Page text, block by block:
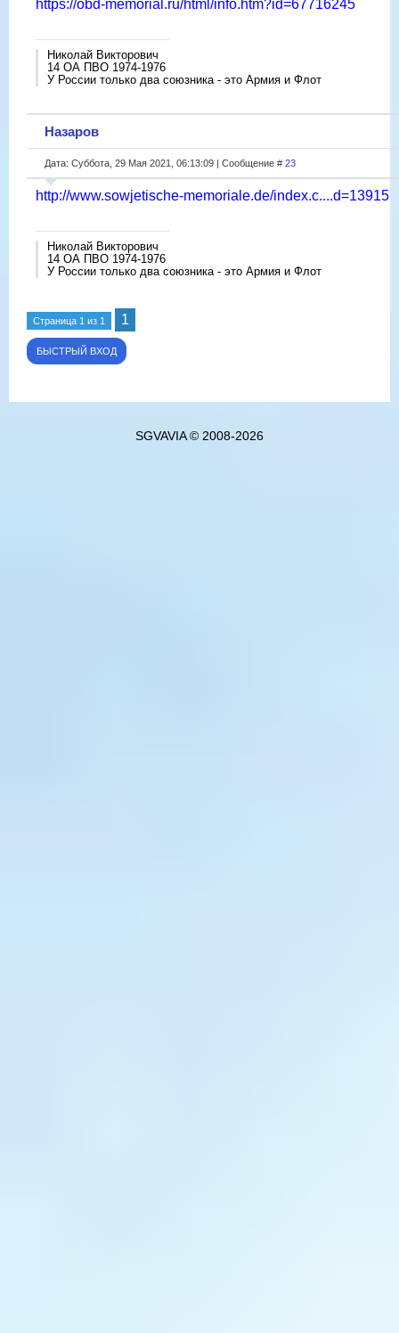
https://obd-memorial.ru/html/info.htm?id=67716245
Николай Викторович
14 ОА ПВО 1974-1976
У России только два союзника - это Армия и Флот
Назаров
Дата: Суббота, 29 Мая 2021, 06:13:09 | Сообщение # 23
http://www.sowjetische-memoriale.de/index.c....d=13915
Николай Викторович
14 ОА ПВО 1974-1976
У России только два союзника - это Армия и Флот
Страница 1 из 1 1
SGVAVIA © 2008-2026